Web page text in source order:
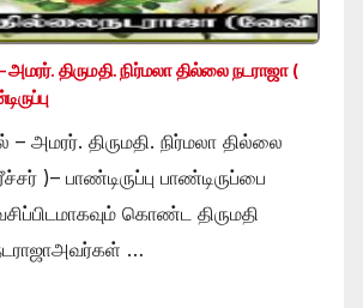
திருமதி. நிர்மலா தில்லை நடராஜா (
அமரர். திருமதி. நிர்மலா தில்லை
)– பாண்டிருப்பு பாண்டிருப்பை
கொண்ட திருமதி
…